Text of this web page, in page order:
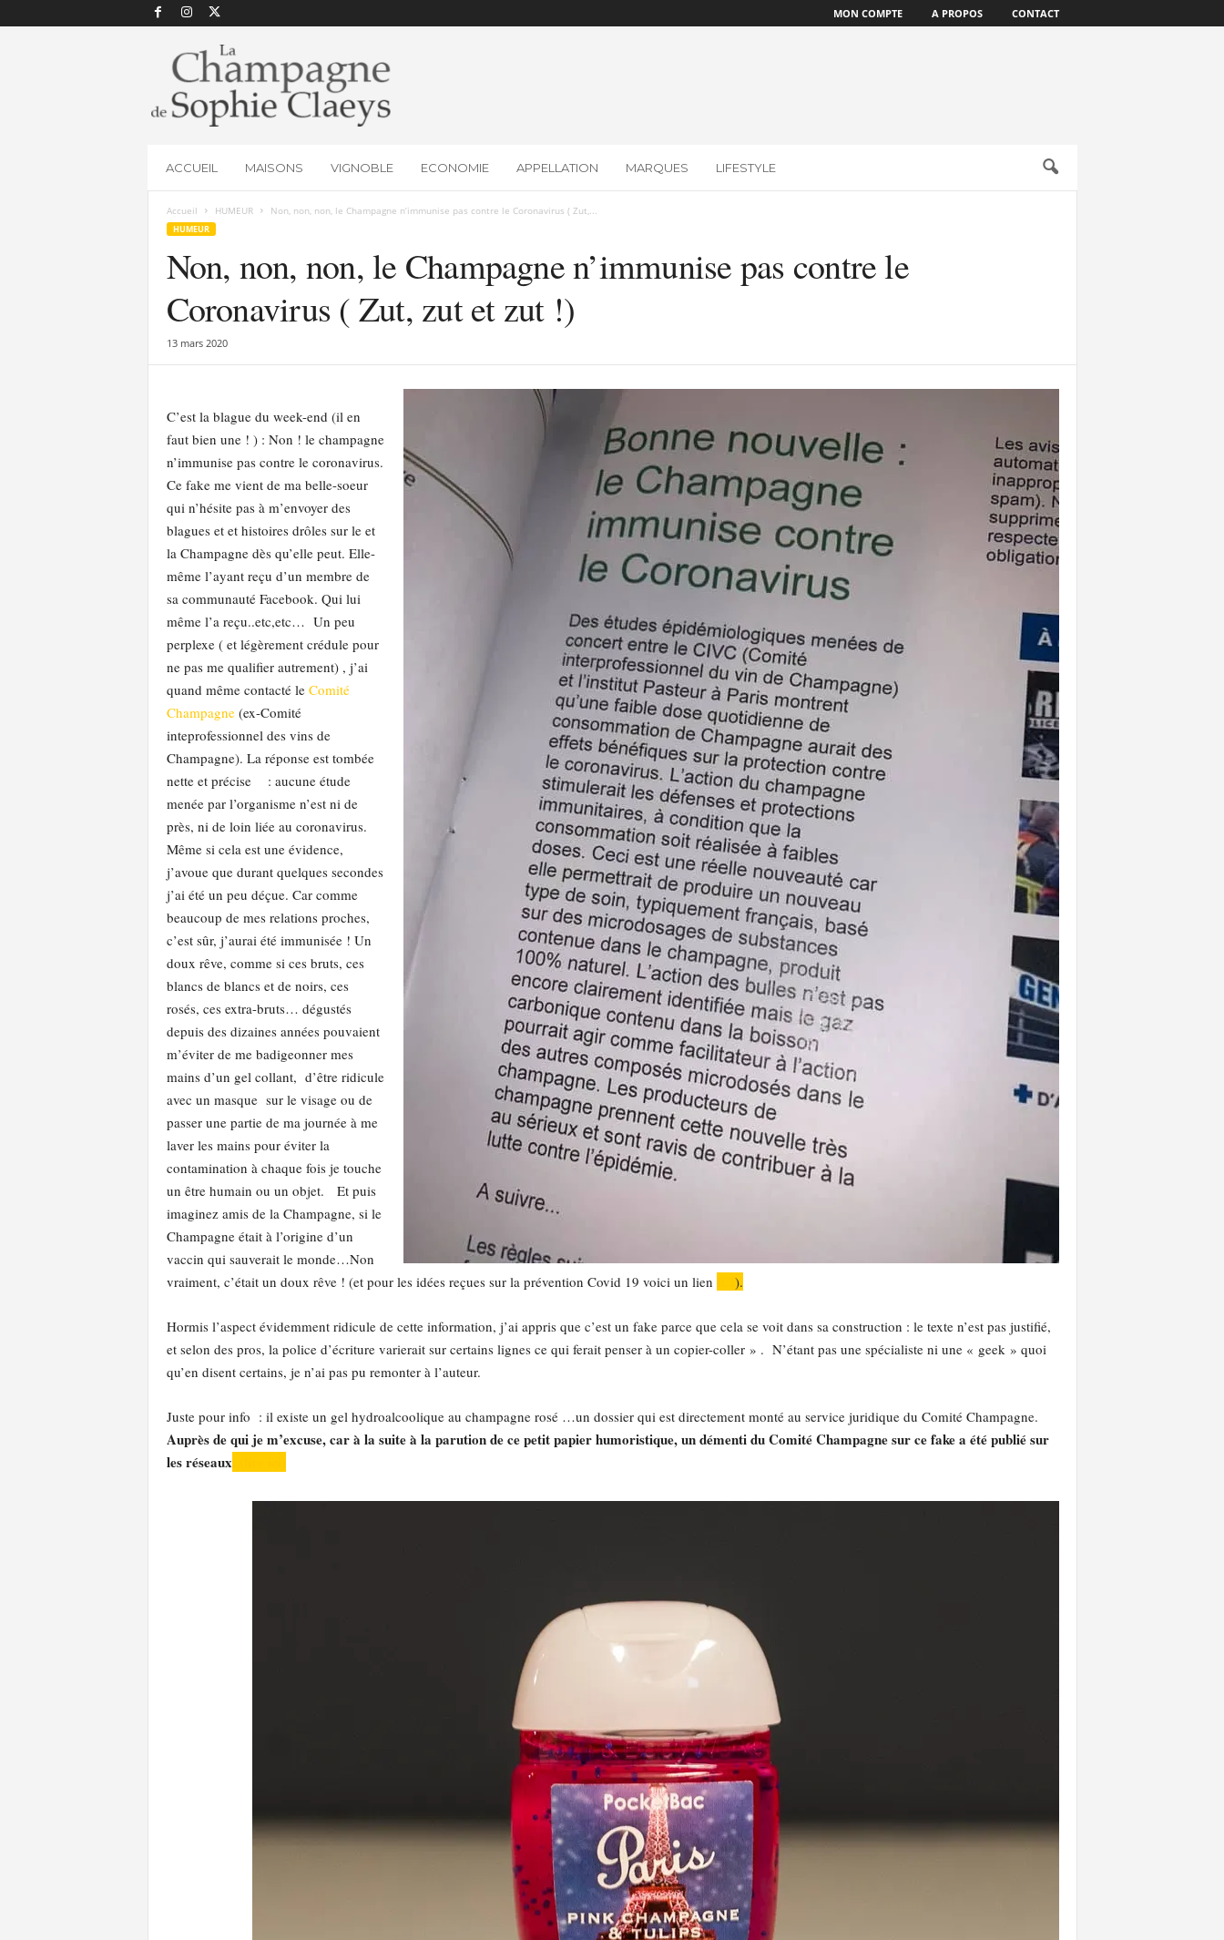
MON COMPTE A PROPOS CONTACT
a
g
i
ACCUEIL MAISONS VIGNOBLE ECONOMIE APPELLATION MARQUES LIFESTYLE
Accueil HUMEUR Non, non, non, le Champagne n’immunise pas contre le Coronavirus ( Zut,...
HUMEUR
Non, non, non, le Champagne n’immunise pas contre le
Coronavirus ( Zut, zut et zut !)
13 mars 2020
C’est la blague du week-end (il en
faut bien une ! ) : Non ! le champagne
n’immunise pas contre le coronavirus.
Ce fake me vient de ma belle-soeur
qui n’hésite pas à m’envoyer des
blagues et et histoires drôles sur le et
la Champagne dès qu’elle peut. Elle-
même l’ayant reçu d’un membre de
sa communauté Facebook. Qui lui
même l’a reçu..etc,etc… Un peu
perplexe ( et légèrement crédule pour
ne pas me qualifier autrement) , j’ai
quand même contacté le Comité
Champagne(ex-Comité
inteprofessionnel des vins de
Champagne). La réponse est tombée
nette et précise : aucune étude
menée par l’organisme n’est ni de
près, ni de loin liée au coronavirus.
Même si cela est une évidence,
j’avoue que durant quelques secondes
j’ai été un peu déçue. Car comme
beaucoup de mes relations proches,
c’est sûr, j’aurai été immunisée ! Un
doux rêve, comme si ces bruts, ces
blancs de blancs et de noirs, ces
rosés, ces extra-bruts… dégustés
depuis des dizaines années pouvaient
m’éviter de me badigeonner mes
mains d’un gel collant, d’être ridicule
avec un masque sur le visage ou de
passer une partie de ma journée à me
laver les mains pour éviter la
contamination à chaque fois je touche
un être humain ou un objet. Et puis
imaginez amis de la Champagne, si le
Champagne était à l’origine d’un
vaccin qui sauverait le monde…Non
vraiment, c’était un doux rêve ! (et pour les idées reçues sur la prévention Covid 19 voici un lien
).
Hormis l’aspect évidemment ridicule de cette information, j’ai appris que c’est un fake parce que cela se voit dans sa construction : le texte n’est pas justifié,
et selon des pros, la police d’écriture varierait sur certains lignes ce qui ferait penser à un copier-coller » . N’étant pas une spécialiste ni une « geek » quoi
qu’en disent certains, je n’ai pas pu remonter à l’auteur.
Juste pour info : il existe un gel hydroalcoolique au champagne rosé …un dossier qui est directement monté au service juridique du Comité Champagne.
Auprès de qui je m’excuse, car à la suite à la parution de ce petit papier humoristique, un démenti du Comité Champagne sur ce fake a été publié sur
les réseaux. (lire ici)